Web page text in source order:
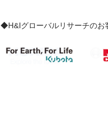
◆H&Iグローバルリサーチの